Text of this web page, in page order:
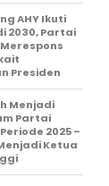
AHY Ikuti
2030, Partai
Presiden
Menjadi
Partai
2025 –
Ketua